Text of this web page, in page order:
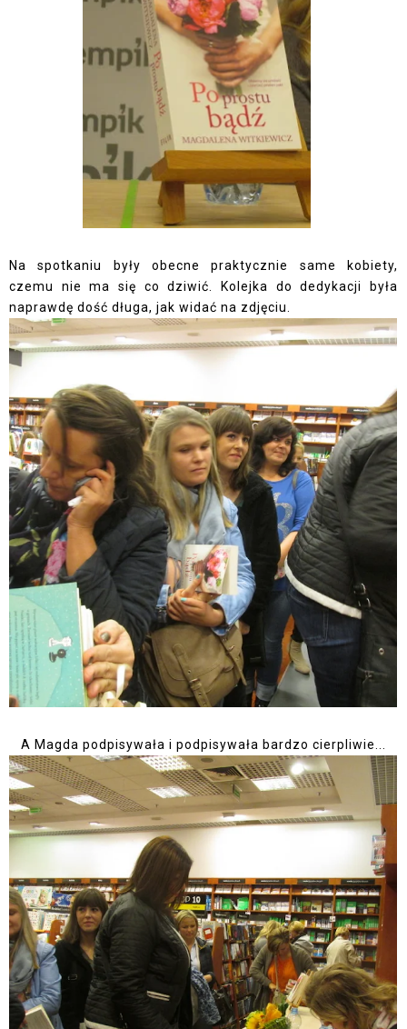
Na spotkaniu były obecne praktycznie same kobiety,
czemu nie ma się co dziwić. Kolejka do dedykacji była
naprawdę dość długa, jak widać na zdjęciu.
A Magda podpisywała i podpisywała bardzo cierpliwie...